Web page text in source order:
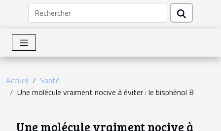
Accueil
Santé
Une molécule vraiment nocive à éviter : le bisphénol B
Une molécule vraiment nocive à